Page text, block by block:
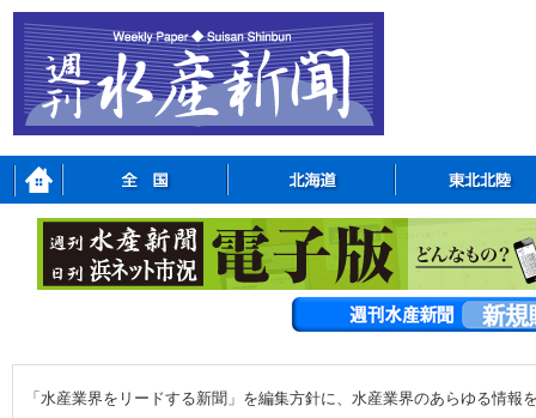
「水産業界をリードする新聞」を編集方針に、水産業界のあらゆる情報